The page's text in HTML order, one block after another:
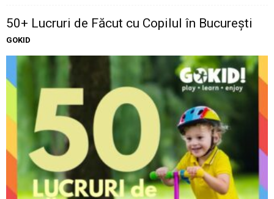
50+ Lucruri de Făcut cu Copilul în București
GOKID